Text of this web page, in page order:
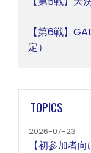
【第6戦】
定）
TOPICS
2026-07-23
【初参加者